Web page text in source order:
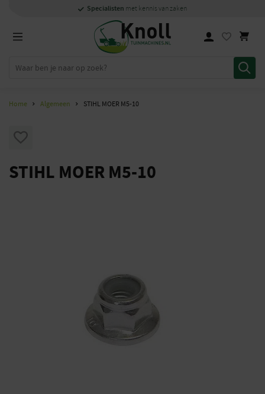
Specialisten met kennis van zaken
1000m2showroom in Staphorst
Persoonlijkensnelcontact
Specialisten met kennis van zaken
Home Algemeen STIHL MOER M5-10
STIHL MOER M5-10